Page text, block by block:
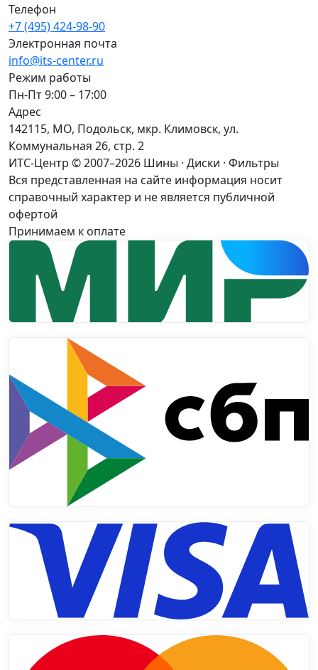
Телефон
+7 (495) 424-98-90
Электронная почта
info@its-center.ru
Режим работы
Пн-Пт 9:00 – 17:00
Адрес
142115, МО, Подольск, мкр. Климовск, ул.
Коммунальная 26, стр. 2
ИТС-Центр © 2007–2026 Шины · Диски · Фильтры
Вся представленная на сайте информация носит
справочный характер и не является публичной
офертой
Принимаем к оплате